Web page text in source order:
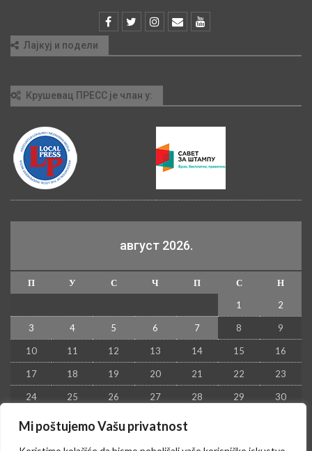
Mi poštujemo Vašu privatnost
Лајкуј и подели
Крушевац ПРЕСС је члан у:
август 2026.
П У С Ч П С
Н
1
2
3 4 5 6 7 8 9
10 11 12 13 14 15 16
17 18 19 20 21 22 23
24 25 26 27 28 29 30
31